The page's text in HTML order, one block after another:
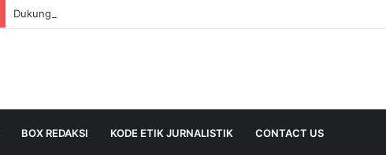
BOX REDAKSI KODE ETIK JURNALISTIK CONTACT US